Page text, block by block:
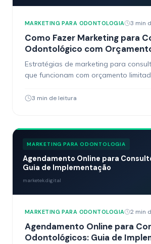
MARKETING PARA ODONTOLOGIA 3 min
Como Fazer Marketing para
Odontológico com
Estratégias de marketing para
que funcionam com orçamento
3 min de leitura
MARKETING PARA ODONTOLOGIA
Agendamento Online para
Guia de Implementação
marketek.digital
MARKETING PARA ODONTOLOGIA 2 min
Agendamento Online para
Odontológicos: Guia de